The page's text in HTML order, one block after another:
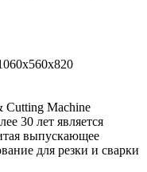
Cutting Machine
30 лет является
выпускающее
для резки и сварки